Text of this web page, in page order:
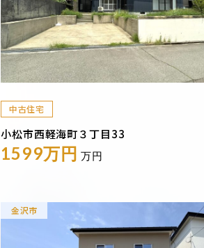
中古住宅
小松市西軽海町３丁目33
1599万円 万円
金沢市